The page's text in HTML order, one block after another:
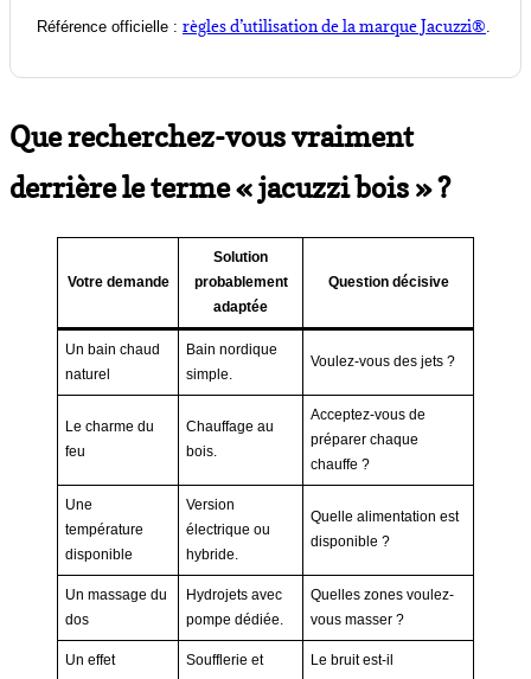
Référence officielle : règles d’utilisation de la marque Jacuzzi®
Que recherchez-vous vraiment
derrière le terme « jacuzzi bois » ?
Votre demande
Solution
probablement
adaptée
Question décisive
Un bain chaud
naturel
Bain nordique
simple.
Voulez-vous des jets ?
Le charme du
feu
Chauffage au
bois.
Acceptez-vous de
préparer chaque
chauffe ?
Une
température
disponible
Version
électrique ou
hybride.
Quelle alimentation est
disponible ?
Un massage du
dos
Hydrojets avec
pompe dédiée.
Quelles zones voulez-
vous masser ?
Un effet
Soufflerie et
Le bruit est-il